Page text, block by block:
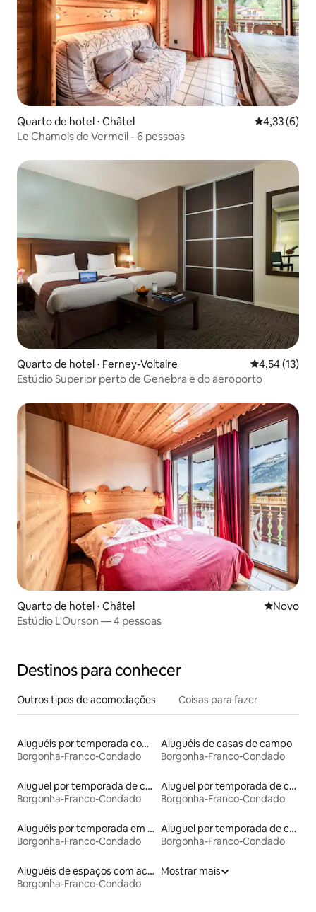
Quarto de hotel ⋅ Châtel 4,33 de
4,33 (6)
Le Chamois de Vermeil - 6 pessoas
Quarto de hotel ⋅ Ferney-Voltaire 4,54 de uma
4,54 (13)
Estúdio Superior perto de Genebra e do aeroporto
Quarto de hotel ⋅ Châtel Novo
Novo
Estúdio L'Ourson — 4 pessoas
Destinos para conhecer
Outros tipos de acomodações Coisas para fazer
Aluguéis por temporada com café da manhã
Borgonha-Franco-Condado
Aluguéis de casas de campo
Borgonha-Franco-Condado
Aluguel por temporada de casas na árvore
Borgonha-Franco-Condado
Aluguel por temporada de casas de hóspedes
Borgonha-Franco-Condado
Aluguéis por temporada em acampamentos
Borgonha-Franco-Condado
Aluguel por temporada de casas de veraneio
Borgonha-Franco-Condado
Aluguéis de espaços com acesso direto a pistas de esqui
Borgonha-Franco-Condado
Mostrar mais